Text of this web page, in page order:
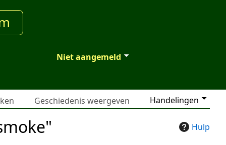
Niet aangemeld
Handelingen
Geschiedenis weergeven
Hulp